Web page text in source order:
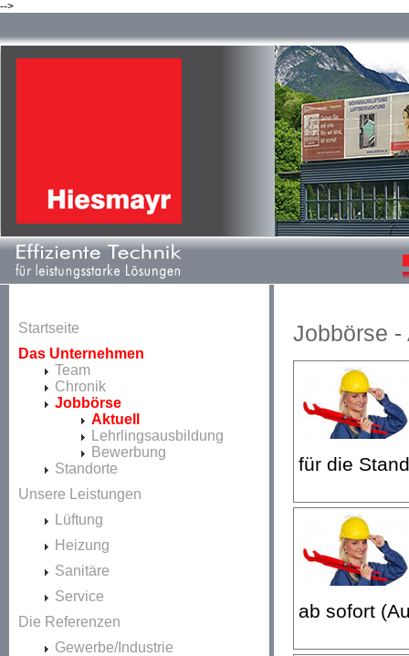
-->
Startseite
Das Unternehmen
Team
Chronik
Jobbörse
Aktuell
Lehrlingsausbildung
Bewerbung
Standorte
Unsere Leistungen
Lüftung
Heizung
Sanitäre
Service
Die Referenzen
Gewerbe/Industrie
Jobbörse -
für die
ab sofort